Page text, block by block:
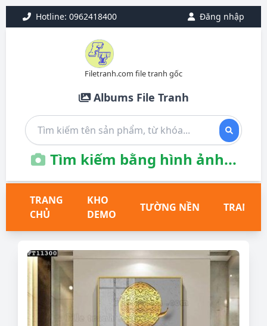
Hotline: 0962418400 Đăng nhập
Filetranh.com file tranh gốc
Albums File Tranh
Tìm kiếm bằng hình ảnh...
TRANG
CHỦ
KHO
DEMO
TƯỜNG NỀN TRANH